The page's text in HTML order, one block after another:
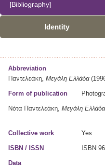
[Bibliography]
Identity
Abbreviation
Παντελεάκη, Μεγάλη Ελλάδα
Form of publication
Νότα Παντελεάκη, Μεγάλη
Collective work Yes
ISBN / ISSN ISBN
Data